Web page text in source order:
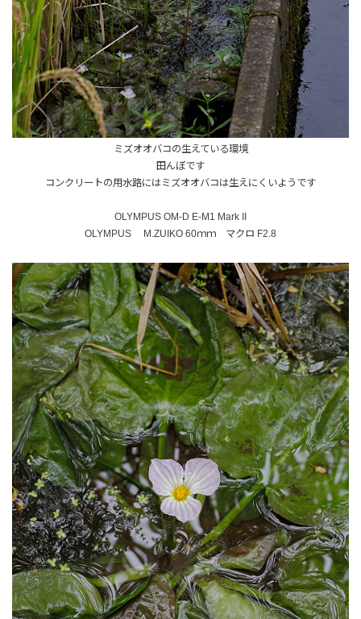
ミズオオバコの生えている環境
田んぼです
コンクリートの用水路にはミズオオバコは生えにくいようです
OLYMPUS OM-D E-M1 Mark II
OLYMPUS M.ZUIKO 60ｍｍ マクロ F2.8